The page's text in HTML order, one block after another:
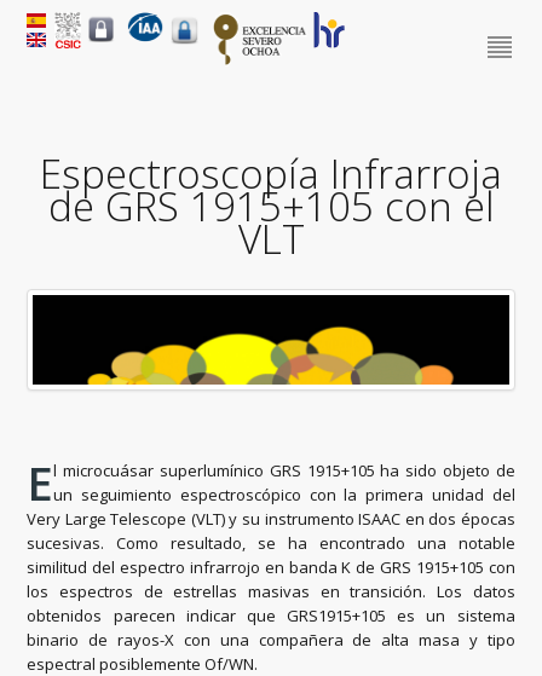
Espectroscopía Infrarroja
de GRS 1915+105 con el
VLT
El microcuásar superlumínico GRS 1915+105 ha sido objeto de
un seguimiento espectroscópico con la primera unidad del
Very Large Telescope (VLT) y su instrumento ISAAC en dos épocas
sucesivas. Como resultado, se ha encontrado una notable
similitud del espectro infrarrojo en banda K de GRS 1915+105 con
los espectros de estrellas masivas en transición. Los datos
obtenidos parecen indicar que GRS1915+105 es un sistema
binario de rayos-X con una compañera de alta masa y tipo
espectral posiblemente Of/WN.